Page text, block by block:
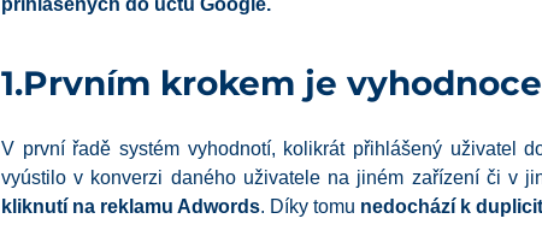
přihlášených do účtu Google.
1.Prvním krokem je
V první řadě systém vyhodnotí, kolikrát přihlášený uživatel
vyústilo v konverzi daného uživatele na jiném zařízení či v
kliknutí na reklamu Adwords. Díky tomu nedochází k